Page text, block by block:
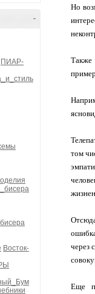
-
ПИАР-
Восток-
Но
Также
том
через
Еще